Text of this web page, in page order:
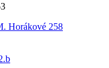
Horákové 258